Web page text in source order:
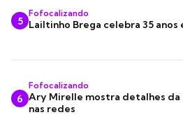
5
Fofocalizando
Lailtinho Brega celebra 35
6
Fofocalizando
Ary Mirelle mostra detalhes da
nas redes